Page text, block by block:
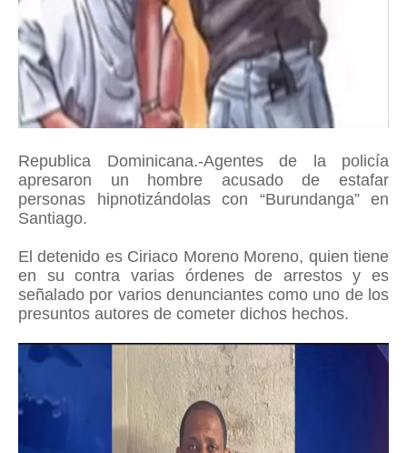
Republica Dominicana.-Agentes de la policía
apresaron un hombre acusado de estafar
personas hipnotizándolas con “Burundanga” en
Santiago.
El detenido es Ciriaco Moreno Moreno, quien tiene
en su contra varias órdenes de arrestos y es
señalado por varios denunciantes como uno de los
presuntos autores de cometer dichos hechos.